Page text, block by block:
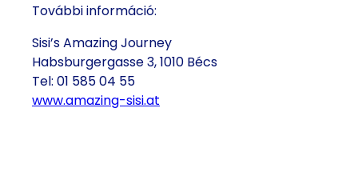
További információ:
Sisi’s Amazing Journey
Habsburgergasse 3, 1010 Bécs
Tel: 01 585 04 55
www.amazing-sisi.at